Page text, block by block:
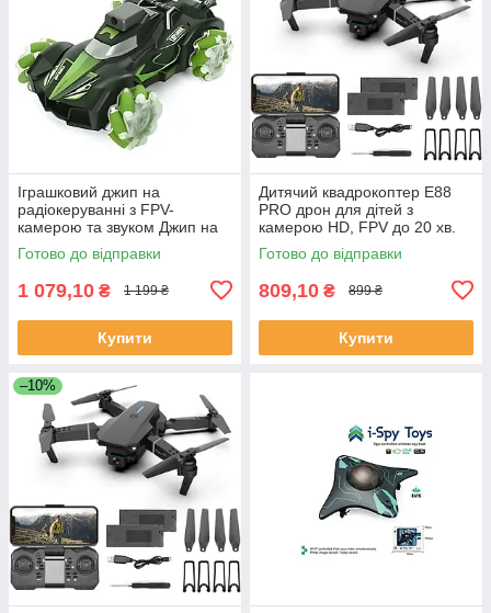
Іграшковий джип на
радіокеруванні з FPV-
камерою та звуком Джип на
ролекових колесах з
підсвічуванням
Готово до відправки
1 079,10 ₴ 1 199 ₴
Купити
Дитячий квадрокоптер E88
PRO дрон для дітей з
камерою HD, FPV до 20 хв.
польоту \ кейс
Готово до відправки
809,10 ₴ 899 ₴
Купити
–10%